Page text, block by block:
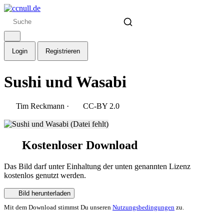
Login Registrieren
Sushi und Wasabi
Tim Reckmann · CC-BY 2.0
Kostenloser Download
Das Bild darf unter Einhaltung der unten genannten Lizenz
kostenlos genutzt werden.
Bild herunterladen
Mit dem Download stimmst Du unseren Nutzungsbedingungen zu.